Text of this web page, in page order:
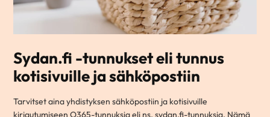
Sydan.fi -tunnukset eli tunnus
kotisivuille ja sähköpostiin
Tarvitset aina yhdistyksen sähköpostiin ja kotisivuille
kirjautumiseen O365-tunnuksia eli ns. sydan.fi-tunnuksia. Nämä